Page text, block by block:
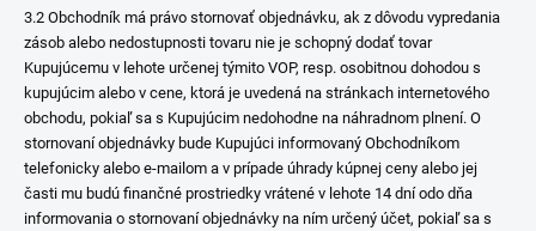
3.2 Obchodník má právo stornovať objednávku, ak z dôvodu vypredania
zásob alebo nedostupnosti tovaru nie je schopný dodať tovar
Kupujúcemu v lehote určenej týmito VOP, resp. osobitnou dohodou s
kupujúcim alebo v cene, ktorá je uvedená na stránkach internetového
obchodu, pokiaľ sa s Kupujúcim nedohodne na náhradnom plnení. O
stornovaní objednávky bude Kupujúci informovaný Obchodníkom
telefonicky alebo e-mailom a v prípade úhrady kúpnej ceny alebo jej
časti mu budú finančné prostriedky vrátené v lehote 14 dní odo dňa
informovania o stornovaní objednávky na ním určený účet, pokiaľ sa s